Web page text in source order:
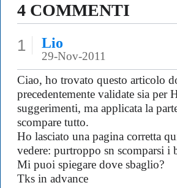
4 COMMENTI
Lio
29-Nov-2011
1
Ciao, ho trovato questo articolo
precedentemente validate sia per
suggerimenti, ma applicata la
scompare tutto.
Ho lasciato una pagina corretta
vedere: purtroppo sn scomparsi i
Mi puoi spiegare dove sbaglio?
Tks in advance